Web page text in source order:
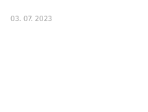
03. 07. 2023